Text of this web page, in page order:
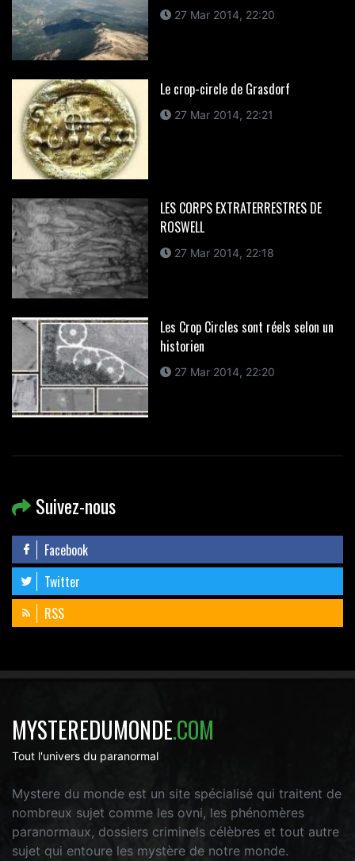
27 Mar 2014, 22:20
Le crop-circle de Grasdorf
27 Mar 2014, 22:21
LES CORPS EXTRATERRESTRES DE
ROSWELL
27 Mar 2014, 22:18
Les Crop Circles sont réels selon un
historien
27 Mar 2014, 22:20
Suivez-nous
Facebook
Twitter
RSS
MYSTEREDUMONDE.COM
Tout l'univers du paranormal
Mystere du monde est un site spécialisé qui traitent de
nombreux sujet comme les ovni, les phénomères
paranormaux, dossiers criminels célèbres et tout autre
sujet qui entoure les mystère de notre monde.